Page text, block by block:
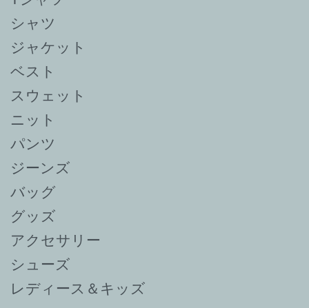
シャツ
ジャケット
ベスト
スウェット
ニット
パンツ
ジーンズ
バッグ
グッズ
アクセサリー
シューズ
レディース＆キッズ